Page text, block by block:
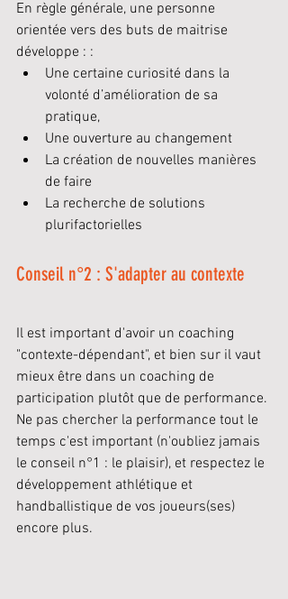
En règle générale, une personne
orientée vers des buts de maitrise
développe : :
Une certaine curiosité dans la
volonté d’amélioration de sa
pratique,
Une ouverture au changement
La création de nouvelles manières
de faire
La recherche de solutions
plurifactorielles
Conseil n°2 : S'adapter au contexte
Il est important d'avoir un coaching
"contexte-dépendant", et bien sur il vaut
mieux être dans un coaching de
participation plutôt que de performance.
Ne pas chercher la performance tout le
temps c'est important (n'oubliez jamais
le conseil n°1 : le plaisir), et respectez le
développement athlétique et
handballistique de vos joueurs(ses)
encore plus.